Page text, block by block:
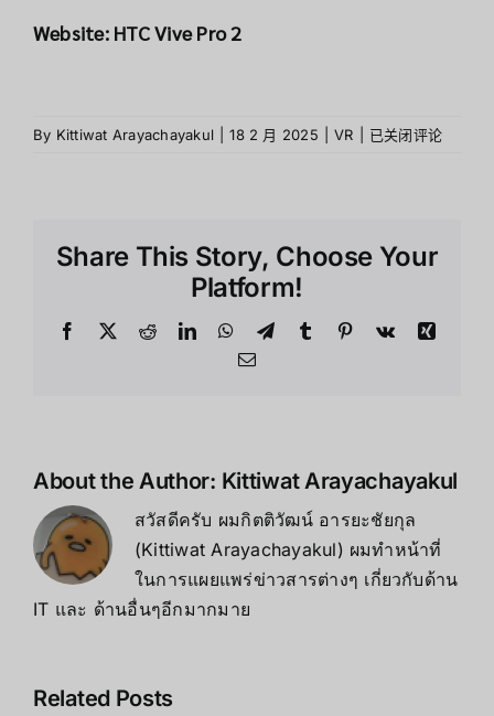
Website: HTC Vive Pro 2
By Kittiwat Arayachayakul 18 2 月 2025 VR
HTC
สาย
อร์
已关闭评论
Share This Story, Choose Your
Platform!
Facebook
X RedditLinkedInWhatsApp
TelegramTumblr Pinterest
Vk
Xing
Email
About the Author: Kittiwat Arayachayakul
สวัสดีครับ ผมกิตติวัฒน์ อารยะชัยกุล
(Kittiwat Arayachayakul) ผมทำหน้าที่
ในการแผยแพร่ข่าวสารต่างๆ เกี่ยวกับด้าน
IT และ ด้านอื่นๆอีกมากมาย
Related Posts